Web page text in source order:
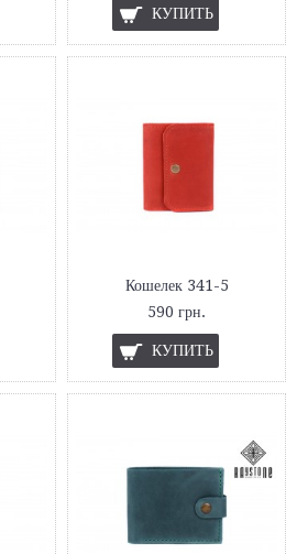
КУПИТЬ
Кошелек 341-5
590 грн.
КУПИТЬ